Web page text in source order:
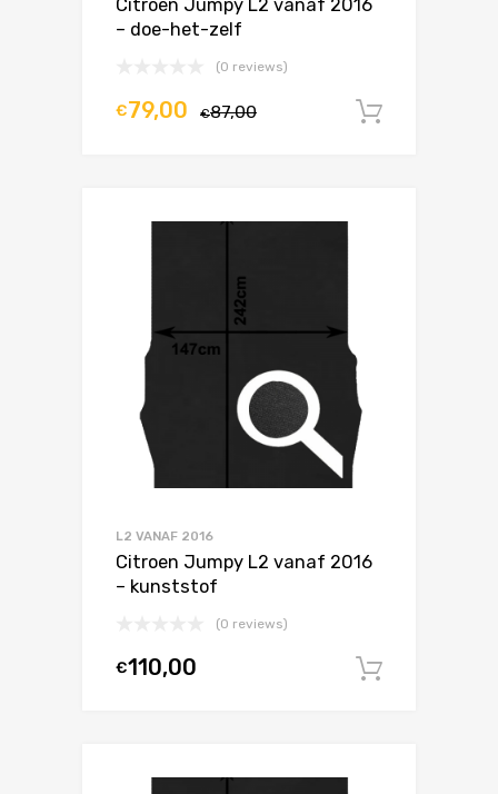
Citroen Jumpy L2 vanaf 2016
– doe-het-zelf
(0 reviews)
€87,00
€79,00
L2 VANAF 2016
Citroen Jumpy L2 vanaf 2016
– kunststof
(0 reviews)
€110,00